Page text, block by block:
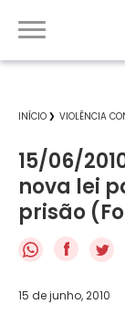
INÍCIO VIOLÊNCIA
15/06/
nova lei
prisão
f
15 de junho, 2010